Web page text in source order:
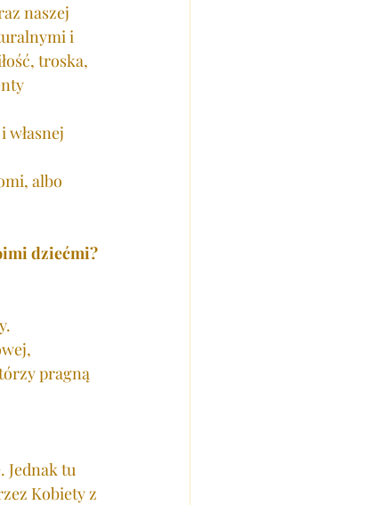
naszej
i
troska,
własnej
albo
dziećmi?
pragną
Jednak tu
Kobiety z